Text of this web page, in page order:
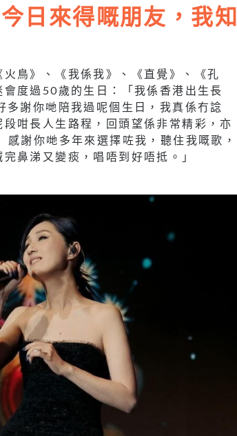
日來得嘅朋友，我知
鳥》、《我係我》、《直覺》、《孔
度過50歲的生日：「我係香港出生長
謝你哋陪我過呢個生日，我真係冇諗
咁長人生路程，回頭望係非常精彩，亦
謝你哋多年來選擇咗我，聽住我嘅歌，
鼻涕又變痰，唱唔到好唔抵。」